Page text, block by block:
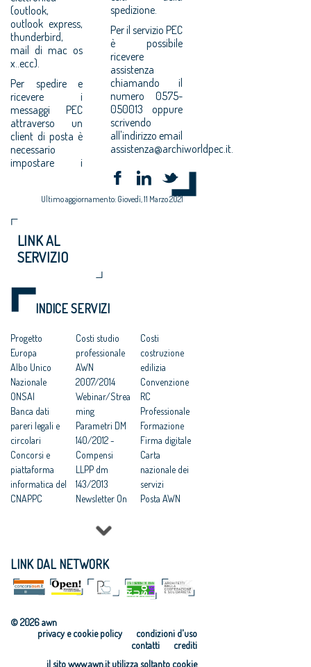
(outlook,
outlook express,
thunderbird,
mail di mac os
x..ecc).
Per spedire e
ricevere i
messaggi PEC
attraverso un
client di posta è
necessario
impostare i
spedizione.
Per il servizio PEC
è possibile
ricevere
assistenza
chiamando il
numero 0575-
050013 oppure
scrivendo
all'indirizzo email
assistenza@archiworldpec.it.
Ultimo aggiornamento: Giovedì, 11 Marzo 2021
LINK AL
SERVIZIO
INDICE SERVIZI
Progetto
Europa
Albo Unico
Nazionale
ONSAI
Banca dati
pareri legali e
circolari
Concorsi e
piattaforma
informatica del
CNAPPC
Costi studio
professionale
AWN
2007/2014
Webinar/Strea
ming
Parametri DM
140/2012 -
Compensi
LLPP dm
143/2013
Newsletter On
Costi
costruzione
edilizia
Convenzione
RC
Professionale
Formazione
Firma digitale
Carta
nazionale dei
servizi
Posta AWN
LINK DAL NETWORK
© 2026 awn
condizioni d'uso
privacy e cookie policy
crediti
contatti
il sito www.awn.it utilizza soltanto cookie